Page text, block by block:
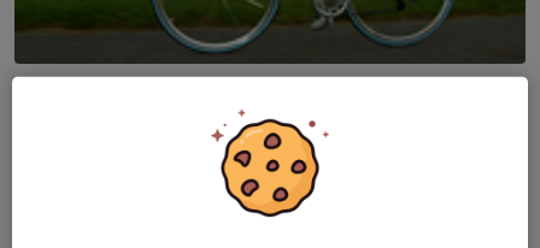
att kunna börja administrera hemsidan loggar du in högst upp till